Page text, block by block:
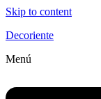
Skip to content
Decoriente
Menú